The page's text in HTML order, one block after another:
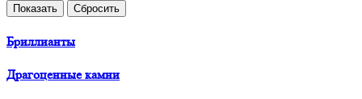
Бриллианты
Драгоценные камни